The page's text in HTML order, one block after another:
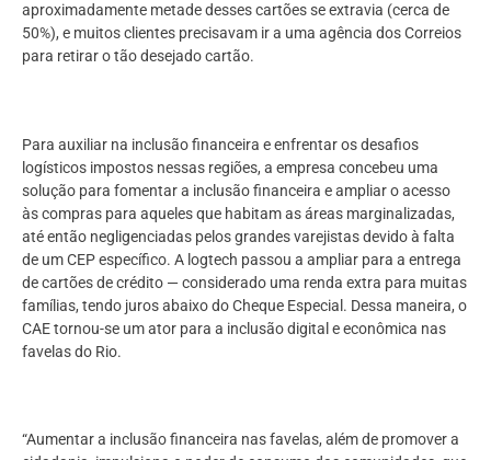
aproximadamente metade desses cartões se extravia (cerca de
50%), e muitos clientes precisavam ir a uma agência dos Correios
para retirar o tão desejado cartão.
Para auxiliar na inclusão financeira e enfrentar os desafios
logísticos impostos nessas regiões, a empresa concebeu uma
solução para fomentar a inclusão financeira e ampliar o acesso
às compras para aqueles que habitam as áreas marginalizadas,
até então negligenciadas pelos grandes varejistas devido à falta
de um CEP específico. A logtech passou a ampliar para a entrega
de cartões de crédito — considerado uma renda extra para muitas
famílias, tendo juros abaixo do Cheque Especial. Dessa maneira, o
CAE tornou-se um ator para a inclusão digital e econômica nas
favelas do Rio.
“Aumentar a inclusão financeira nas favelas, além de promover a